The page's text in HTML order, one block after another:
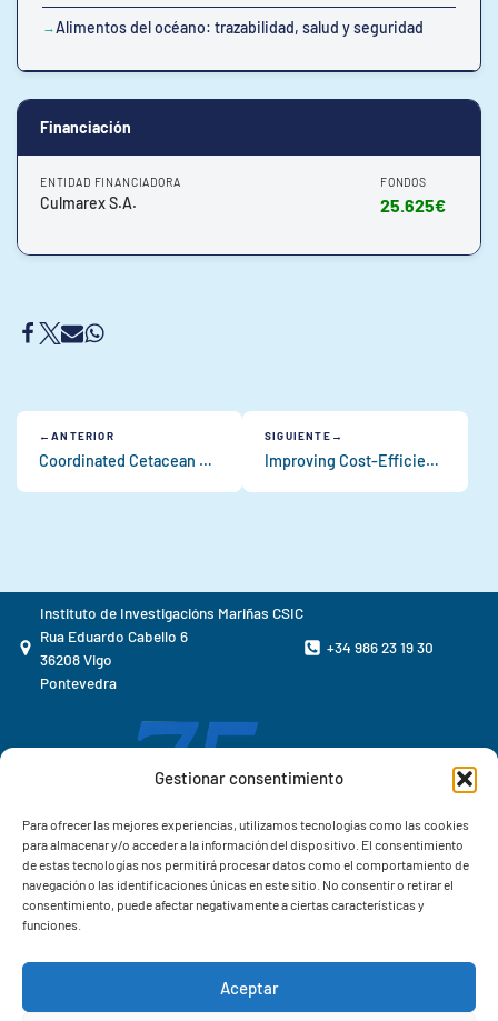
Gestionar consentimiento
Para ofrecer las mejores experiencias, utilizamos tecnologías como las cookies
para almacenar y/o acceder a la información del dispositivo. El consentimiento
de estas tecnologías nos permitirá procesar datos como el comportamiento de
navegación o las identificaciones únicas en este sitio. No consentir o retirar el
consentimiento, puede afectar negativamente a ciertas características y
funciones.
Aceptar
Alimentos del océano: trazabilidad, salud y seguridad
Financiación
ENTIDAD FINANCIADORA
Culmarex S.A.
FONDOS
25.625€
ANTERIOR
Coordinated Cetacean Assessment, Monitoring and Management strategy in the Bay of Biscay and Iberian Coast sub-region
SIGUIENTE
Improving Cost-Efficiency of Fisheries Research Surveys and Fish Stocks Assessments using Next-Generation Genetic Sequencing Methods
Instituto de Investigacións Mariñas CSIC
Rua Eduardo Cabello 6
36208 Vigo
Pontevedra
+34 986 23 19 30